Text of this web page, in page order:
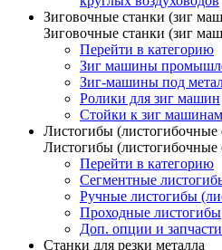
Зиговочные станки (зиг
Зиговочные станки (зиг
Перейти в категорию
Зиг машины
Зиг-машины под
Ролики для зиг машин
Стойки к зиг машинам
Листогибы (листогибочные
Листогибы (листогибочные
Перейти в категорию
Сегментные
Ручные листогибы
Проходные листогибы
Доп. опции и
Станки для резки металла